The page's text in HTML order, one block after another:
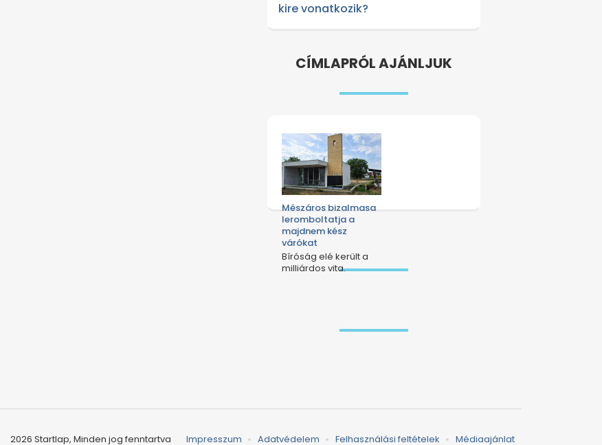
kire vonatkozik?
CÍMLAPRÓL AJÁNLJUK
Mészáros bizalmasa
leromboltatja a
majdnem kész
várókat
Bíróság elé került a
milliárdos vita.
Impresszum Adatvédelem Felhasználási feltételek Médiaajánlat
2026 Startlap, Minden jog fenntartva